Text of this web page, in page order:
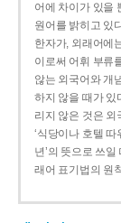
어에 차이가 있을
원어를 밝히고 있
한자가, 외래어에
이로써 어휘 부류
않는 외국어와 개
하지 않을 때가 있
리지 않은 것은 외
‘식당이나 호텔 따
년’의 뜻으로 쓰
래어 표기법의 원